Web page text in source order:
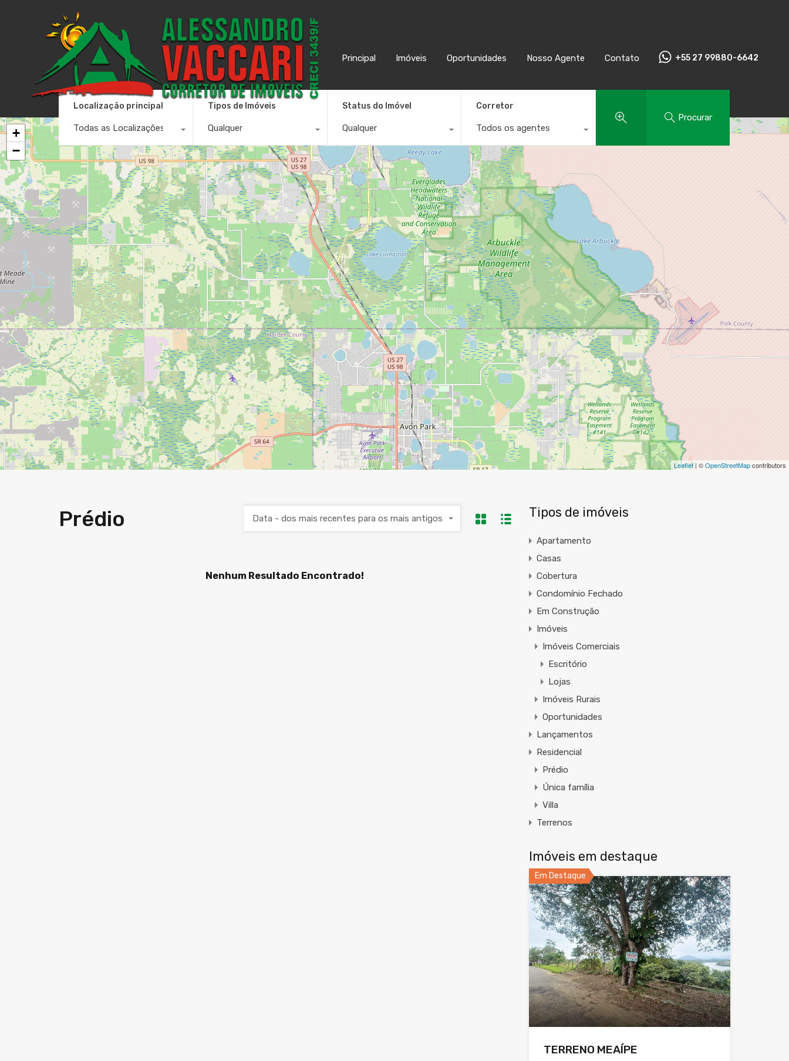
Principal Imóveis Oportunidades Nosso Agente Contato +55 27 99880-6642
Localização principal
Todas as Localizações
Tipos de Imóveis
Qualquer
Status do Imóvel
Qualquer
Corretor
Todos os agentes
Procurar
+
−
Leaflet| ©OpenStreetMapcontributors
Prédio Data - dos mais recentes para os mais antigos
Nenhum Resultado Encontrado!
Tipos de imóveis
Apartamento
Casas
Cobertura
Condomínio Fechado
Em Construção
Imóveis
Imóveis Comerciais
Escritório
Lojas
Imóveis Rurais
Oportunidades
Lançamentos
Residencial
Prédio
Única família
Villa
Terrenos
Imóveis em destaque
Em Destaque
TERRENO MEAÍPE